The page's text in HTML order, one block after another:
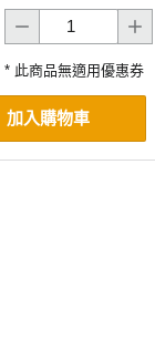
* 此商品無適用優惠券
加入購物車